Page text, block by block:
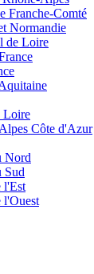
Franche-Comté
Normandie
de Loire
Loire
Côte d'Azur
Nord
Sud
l'Est
l'Ouest